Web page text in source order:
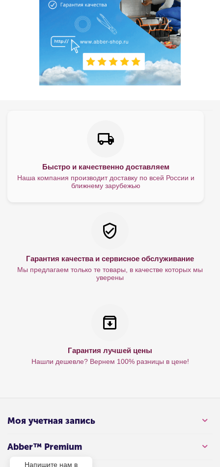
Быстро и качественно доставляем
Наша компания производит доставку по всей России и
ближнему зарубежью
Гарантия качества и сервисное обслуживание
Мы предлагаем только те товары, в качестве которых мы
уверены
Гарантия лучшей цены
Нашли дешевле? Вернем 100% разницы в цене!
Моя учетная запись
Abber™ Premium
Напишите нам в